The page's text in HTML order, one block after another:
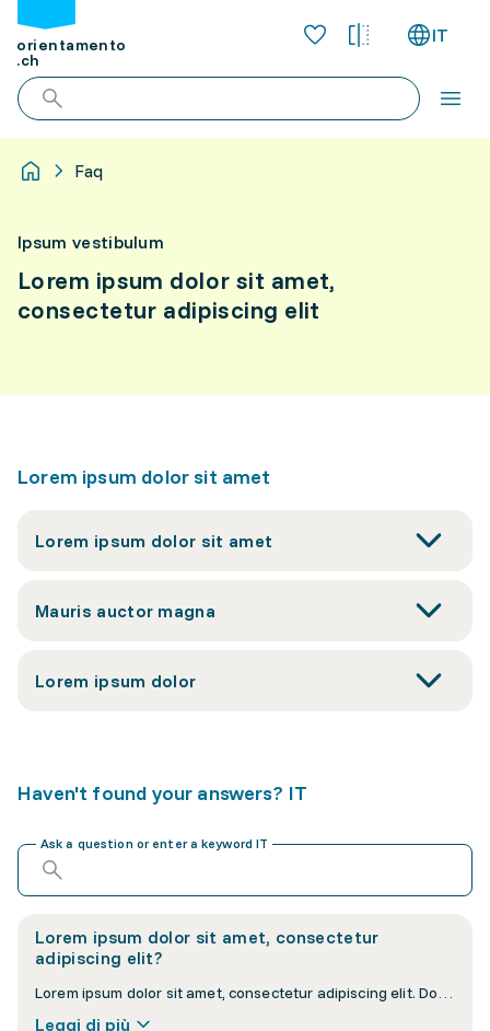
orientamento
.ch
IT
Faq
Ipsum vestibulum
Lorem ipsum dolor sit amet,
consectetur adipiscing elit
Lorem ipsum dolor sit amet
Lorem ipsum dolor sit amet
Mauris auctor magna
Lorem ipsum dolor
Haven't found your answers? IT
Ask a question or enter a keyword IT
Lorem ipsum dolor sit amet, consectetur
adipiscing elit?
Lorem ipsum dolor sit amet, consectetur adipiscing elit. Donec interdum nisi at velit vulputate luctus. Vestibulum ante ipsum primis in faucibus orci luctus et ultrices posuere cubilia curae.
Leggi di più